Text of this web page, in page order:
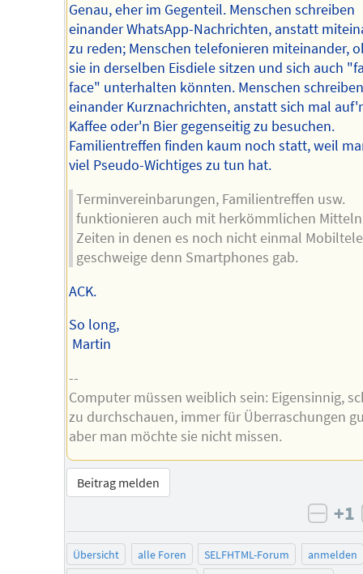
Genau, eher im Gegenteil. Menschen schreiben
einander WhatsApp-Nachrichten, anstatt
zu reden; Menschen telefonieren miteinander,
sie in derselben Eisdiele sitzen und sich auch
face" unterhalten könnten. Menschen schreiben
einander Kurznachrichten, anstatt sich mal
Kaffee oder'n Bier gegenseitig zu besuchen.
Familientreffen finden kaum noch statt, weil
viel Pseudo-Wichtiges zu tun hat.
Terminvereinbarungen, Familientreffen usw.
funktionieren auch mit herkömmlichen
Zeiten in denen es noch nicht einmal
geschweige denn Smartphones gab.
ACK.
So long,
Martin
--
Computer müssen weiblich sein: Eigensinnig,
zu durchschauen, immer für Überraschungen
aber man möchte sie nicht missen.
Beitrag melden
+1
Übersicht alle Foren SELFHTML-Forum
anmelden